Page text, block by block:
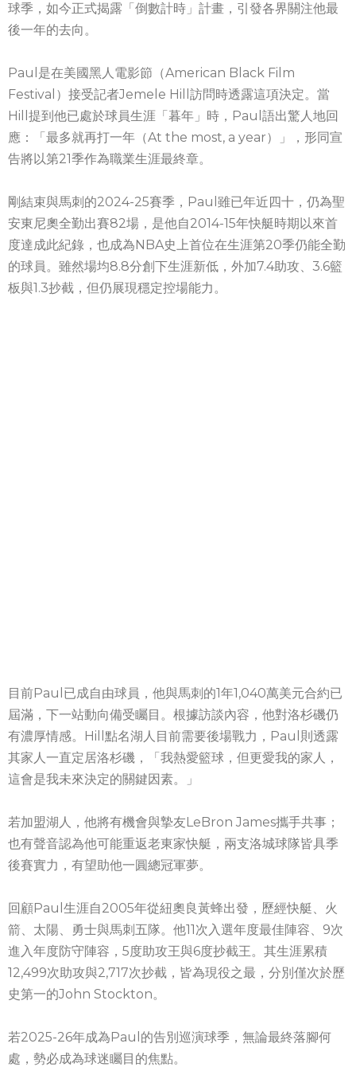
球季，如今正式揭露「倒數計時」計畫，引發各界關注他最
後一年的去向。
Paul是在美國黑人電影節（American Black Film
Festival）接受記者Jemele Hill訪問時透露這項決定。當
Hill提到他已處於球員生涯「暮年」時，Paul語出驚人地回
應：「最多就再打一年（At the most, a year）」，形同宣
告將以第21季作為職業生涯最終章。
剛結束與馬刺的2024-25賽季，Paul雖已年近四十，仍為聖
安東尼奧全勤出賽82場，是他自2014-15年快艇時期以來首
度達成此紀錄，也成為NBA史上首位在生涯第20季仍能全勤
的球員。雖然場均8.8分創下生涯新低，外加7.4助攻、3.6籃
板與1.3抄截，但仍展現穩定控場能力。
目前Paul已成自由球員，他與馬刺的1年1,040萬美元合約已
屆滿，下一站動向備受矚目。根據訪談內容，他對洛杉磯仍
有濃厚情感。Hill點名湖人目前需要後場戰力，Paul則透露
其家人一直定居洛杉磯，「我熱愛籃球，但更愛我的家人，
這會是我未來決定的關鍵因素。」
若加盟湖人，他將有機會與摯友LeBron James攜手共事；
也有聲音認為他可能重返老東家快艇，兩支洛城球隊皆具季
後賽實力，有望助他一圓總冠軍夢。
回顧Paul生涯自2005年從紐奧良黃蜂出發，歷經快艇、火
箭、太陽、勇士與馬刺五隊。他11次入選年度最佳陣容、9次
進入年度防守陣容，5度助攻王與6度抄截王。其生涯累積
12,499次助攻與2,717次抄截，皆為現役之最，分別僅次於歷
史第一的John Stockton。
若2025-26年成為Paul的告別巡演球季，無論最終落腳何
處，勢必成為球迷矚目的焦點。